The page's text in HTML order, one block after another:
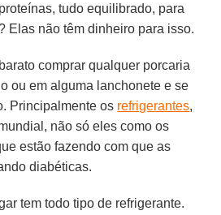
tudo equilibrado, para
Elas não têm dinheiro para isso.
comprar qualquer porcaria
ou em alguma lanchonete e se
Principalmente os refrigerantes,
não só eles como os
estão fazendo com que as
diabéticas.
tem todo tipo de refrigerante.